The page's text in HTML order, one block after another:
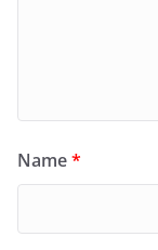
Name*